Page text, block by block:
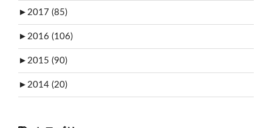
► 2017 (85)
► 2016 (106)
► 2015 (90)
► 2014 (20)